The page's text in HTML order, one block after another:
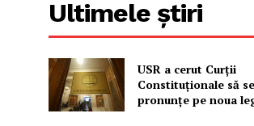
Ultimele știri
USR a cerut Curții
Constituționale să se
pronunțe pe noua